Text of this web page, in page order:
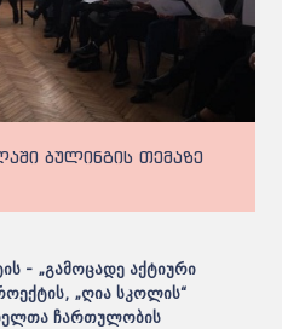
ბულინგის თემაზე
- „გამოცადე აქტიური
, „ღია სკოლის“
ჩართულობის